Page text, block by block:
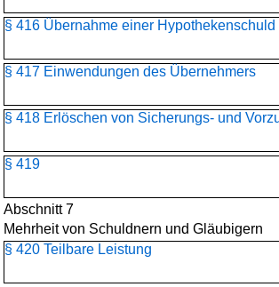
§ 416 Übernahme einer Hypothekenschuld
§ 417 Einwendungen des Übernehmers
§ 418 Erlöschen von Sicherungs- und
§ 419
Abschnitt 7
Mehrheit von Schuldnern und Gläubigern
§ 420 Teilbare Leistung